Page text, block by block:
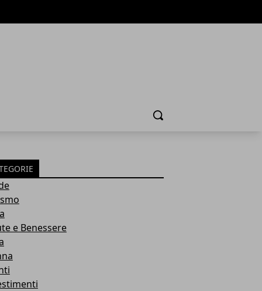
Cerca
e Benessere